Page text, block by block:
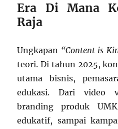
Era Di Mana
Raja
Ungkapan “Content is
teori. Di tahun 2025,
utama bisnis,
edukasi. Dari video
branding produk
edukatif, sampai